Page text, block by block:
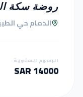
روضة سكة
الدمام حي
الرسوم السنوية
14000 SAR